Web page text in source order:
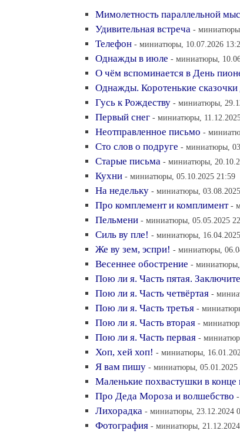
Мимолетность параллельной
Удивительная встреча -
Телефон - миниатюры, 10.07.2026
Однажды в июле - миниатюры,
О чём вспоминается в День
Однажды. Коротенькие сказочки
Гусь к Рождеству - миниатюры,
Первый снег - миниатюры,
Неотправленное письмо -
Сто слов о подруге - миниатюры,
Старые письма - миниатюры,
Кухни - миниатюры, 05.10.2025 21:59
На недельку - миниатюры,
Про комплемент и комплимент -
Пельмени - миниатюры, 05.05.2025
Силь ву пле! - миниатюры,
Же ву зем, эспри! - миниатюры,
Весеннее обострение - миниатюры,
Пою ли я. Часть пятая.
Пою ли я. Часть четвёртая -
Пою ли я. Часть третья -
Пою ли я. Часть вторая -
Пою ли я. Часть первая -
Хоп, хей хоп! - миниатюры,
Я вам пишу - миниатюры, 05.01.2025
Маленькие похвастушки в конце
Про Деда Мороза и волшебство
Лихорадка - миниатюры, 23.12.2024
Фотография - миниатюры,